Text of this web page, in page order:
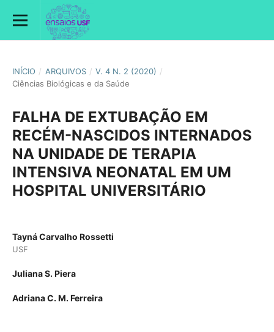
INÍCIO / ARQUIVOS / V. 4 N. 2 (2020) /
Ciências Biológicas e da Saúde
FALHA DE EXTUBAÇÃO EM
RECÉM-NASCIDOS INTERNADOS
NA UNIDADE DE TERAPIA
INTENSIVA NEONATAL EM UM
HOSPITAL UNIVERSITÁRIO
Tayná Carvalho Rossetti
USF
Juliana S. Piera
Adriana C. M. Ferreira